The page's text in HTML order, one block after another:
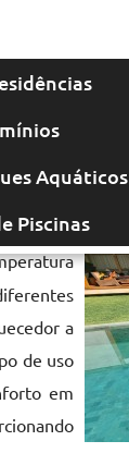
Aquáticos
Piscinas
a
de uso
em